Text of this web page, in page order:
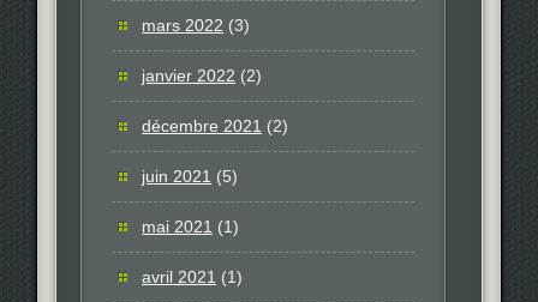
mars 2022 (3)
janvier 2022 (2)
décembre 2021 (2)
juin 2021 (5)
mai 2021 (1)
avril 2021 (1)